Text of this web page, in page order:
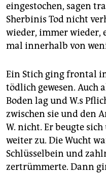
eingestochen, sagen
Sherbinis Tod nicht
wieder, immer wieder,
mal innerhalb von
Ein Stich ging frontal
tödlich gewesen. Auch
Boden lag und W.s
zwischen sie und den
W. nicht. Er beugte
weiter zu. Die Wucht
Schlüsselbein und
zertrümmerte. Dann